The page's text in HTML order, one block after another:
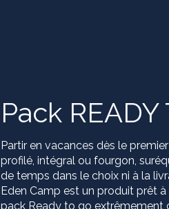
Pack READY
Partir en vacances dès le
profilé, intégral ou fourgon,
de temps dans le choix ni à la
Eden Camp est un produit prêt à
pack Ready to go extrêmement